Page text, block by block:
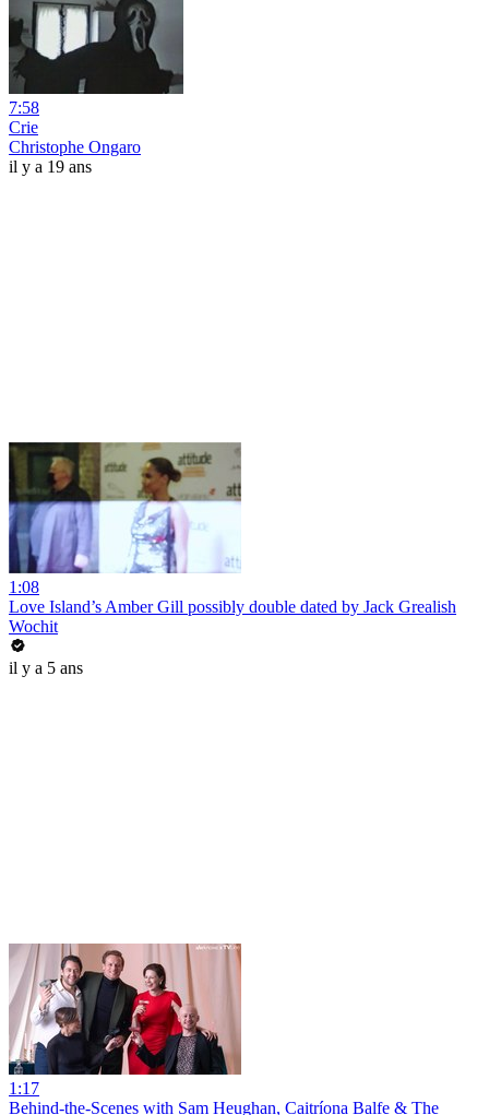
7:58
Crie
Christophe Ongaro
il y a 19 ans
1:08
Love Island’s Amber Gill possibly double dated by Jack Grealish
Wochit
il y a 5 ans
1:17
Behind-the-Scenes with Sam Heughan, Caitríona Balfe & The